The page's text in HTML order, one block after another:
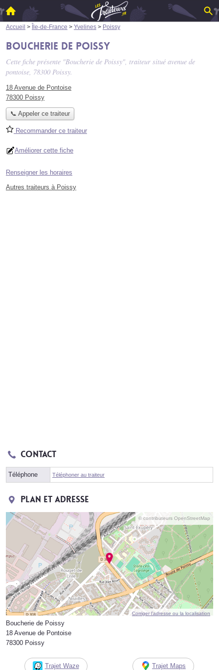
Accueil > Île-de-France > Yvelines > Poissy
Boucherie de Poissy
Cette fiche présente "Boucherie de Poissy", traiteur situé avenue de
pontoise, 78300 Poissy.
18 Avenue de Pontoise
78300 Poissy
📞 Appeler ce traiteur
Recommander ce traiteur
Améliorer cette fiche
Renseigner les horaires
Autres traiteurs à Poissy
Contact
Téléphone Téléphoner au traiteur
Plan et adresse
© contributeurs OpenStreetMap
Corriger l’adresse ou la localisation
Boucherie de Poissy
18 Avenue de Pontoise
78300 Poissy
Trajet Waze Trajet Maps